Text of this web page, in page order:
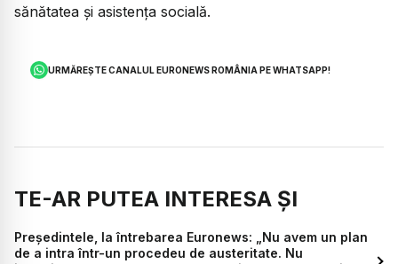
sănătatea și asistența socială.
URMĂREȘTE CANALUL EURONEWS ROMÂNIA PE WHATSAPP!
TE-AR PUTEA INTERESA ȘI
Președintele, la întrebarea Euronews: „Nu avem un plan
de a intra într-un procedeu de austeritate. Nu